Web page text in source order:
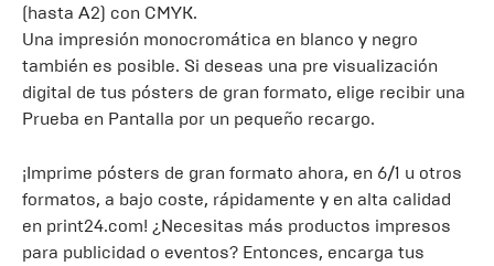
(hasta A2) con CMYK.
Una impresión monocromática en blanco y negro
también es posible. Si deseas una pre visualización
digital de tus pósters de gran formato, elige recibir una
Prueba en Pantalla por un pequeño recargo.
¡Imprime pósters de gran formato ahora, en 6/1 u otros
formatos, a bajo coste, rápidamente y en alta calidad
en print24.com! ¿Necesitas más productos impresos
para publicidad o eventos? Entonces, encarga tus